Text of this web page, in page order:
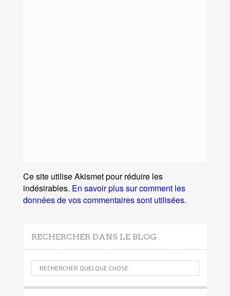
Ce site utilise Akismet pour réduire les
indésirables. En savoir plus sur comment les
données de vos commentaires sont utilisées.
RECHERCHER DANS LE BLOG